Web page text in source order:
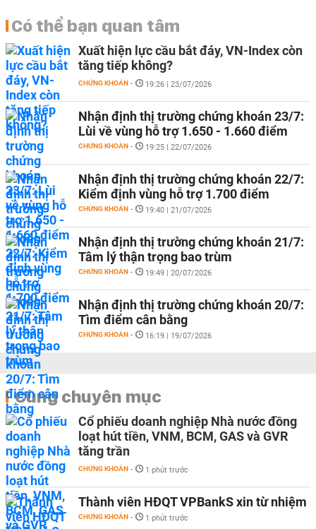
Có thể bạn quan tâm
Xuất hiện lực cầu bắt đáy, VN-Index còn
tăng tiếp không?
CHỨNG KHOÁN - 19:26 | 23/07/2026
Nhận định thị trường chứng khoán 23/7:
Lùi về vùng hỗ trợ 1.650 - 1.660 điểm
CHỨNG KHOÁN - 19:25 | 22/07/2026
Nhận định thị trường chứng khoán 22/7:
Kiểm định vùng hỗ trợ 1.700 điểm
CHỨNG KHOÁN - 19:40 | 21/07/2026
Nhận định thị trường chứng khoán 21/7:
Tâm lý thận trọng bao trùm
CHỨNG KHOÁN - 19:49 | 20/07/2026
Nhận định thị trường chứng khoán 20/7:
Tìm điểm cân bằng
CHỨNG KHOÁN - 16:19 | 19/07/2026
Cùng chuyên mục
Cổ phiếu doanh nghiệp Nhà nước đồng
loạt hút tiền, VNM, BCM, GAS và GVR
tăng trần
CHỨNG KHOÁN - 1 phút trước
Thành viên HĐQT VPBankS xin từ nhiệm
CHỨNG KHOÁN - 1 phút trước